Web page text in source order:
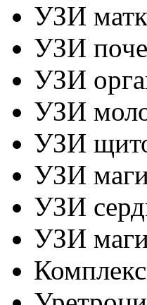
УЗИ
УЗИ
УЗИ
УЗИ
УЗИ
УЗИ
УЗИ
УЗИ